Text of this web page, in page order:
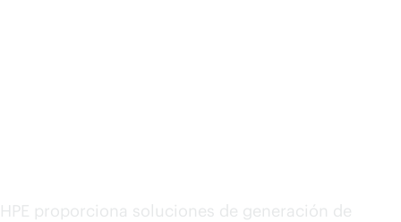
HPE proporciona soluciones de generación de